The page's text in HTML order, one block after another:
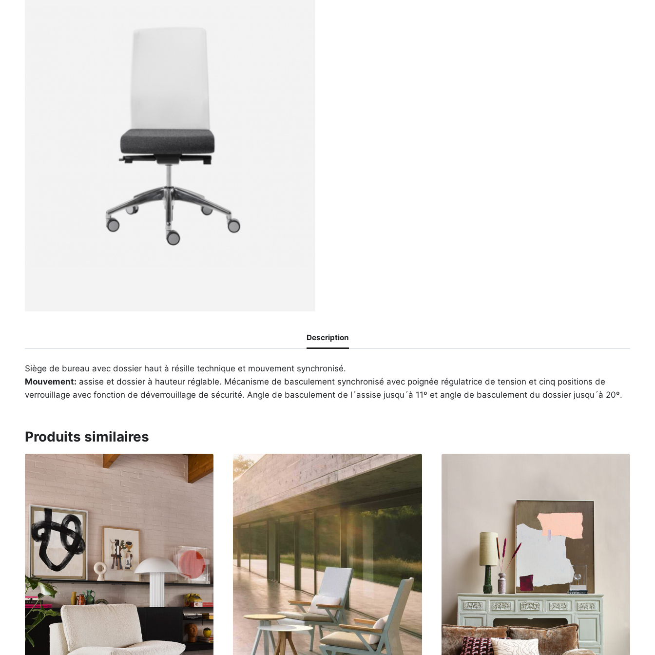
Description
Siège de bureau avec dossier haut à résille technique et mouvement synchronisé.
Mouvement: assise et dossier à hauteur réglable. Mécanisme de basculement synchronisé avec poignée régulatrice de tension et cinq positions de
verrouillage avec fonction de déverrouillage de sécurité. Angle de basculement de l´assise jusqu´à 11º et angle de basculement du dossier jusqu´à 20º.
Produits similaires